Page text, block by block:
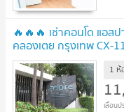
🔥🔥🔥 เช่าคอนโด แอส
คลองเตย กรุงเทพ CX-
ตอบทันที ทีมงานมืออาชีพ
1